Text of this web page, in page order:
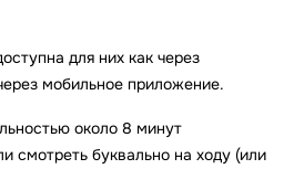
для них как через
мобильное приложение.
около 8 минут
смотреть буквально на ходу (или